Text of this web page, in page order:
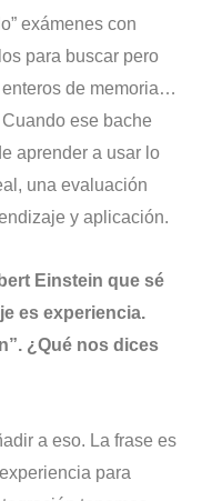
exámenes con
para buscar pero
de memoria…
Cuando ese bache
aprender a usar lo
una evaluación
y aplicación.
Einstein que sé
es experiencia.
¿Qué nos dices
a eso. La frase es
para